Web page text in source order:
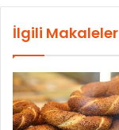
İlgili Makaleler